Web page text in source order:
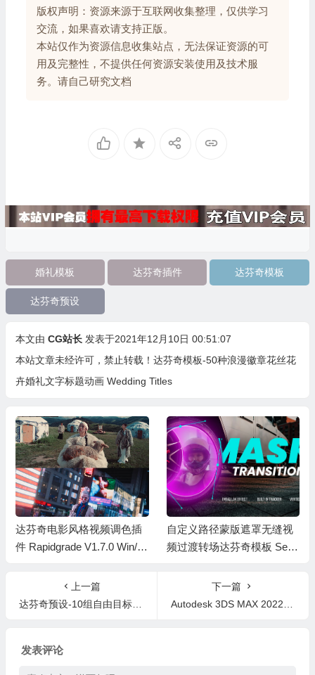
版权声明：资源来源于互联网收集整理，仅供学习
交流，如果喜欢请支持正版。
本站仅作为资源信息收集站点，无法保证资源的可
用及完整性，不提供任何资源安装使用及技术服
务。请自己研究文档
婚礼模板 达芬奇插件 达芬奇模板
达芬奇预设
本文由 CG站长 发表于2021年12月10日 00:51:07
本站文章未经许可，禁止转载！ 达芬奇模板-50种浪漫徽章花丝花
卉婚礼文字标题动画 Wedding Titles
达芬奇电影风格视频调色插
件 Rapidgrade V1.7.0 Win/M
自定义路径蒙版遮罩无缝视
频过渡转场达芬奇模板 Sea
上一篇
达芬奇预设-10组自由目标点无缝旋转缩放平移转场预设
下一篇
Autodesk 3DS MAX 2022.3 中文/英文/多语言Win破解版
发表评论